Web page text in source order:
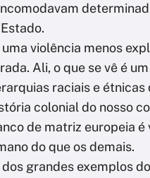
uma violência menos
Ali, o que se vê é
raciais e étnicas
colonial do nosso
de matriz europeia é
do que os demais.
grandes exemplos